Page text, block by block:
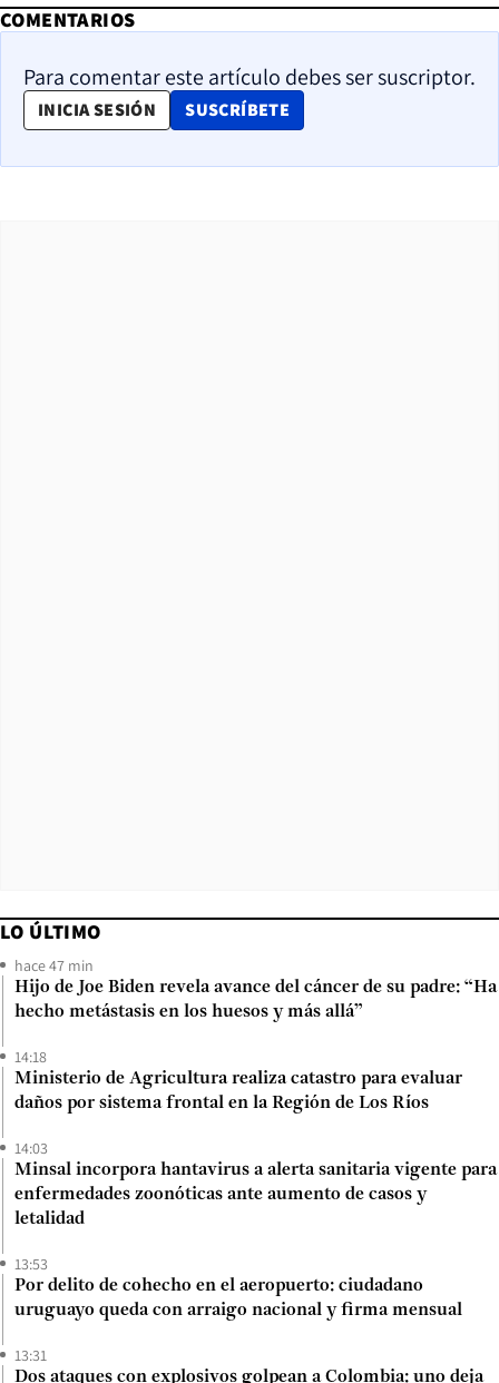
COMENTARIOS
Para comentar este artículo debes ser suscriptor.
INICIA SESIÓN SUSCRÍBETE
OPENS IN NEW WINDOW
LO ÚLTIMO
hace 47 min
Hijo de Joe Biden revela avance del cáncer de su padre: “Ha
hecho metástasis en los huesos y más allá”
14:18
Ministerio de Agricultura realiza catastro para evaluar
daños por sistema frontal en la Región de Los Ríos
14:03
Minsal incorpora hantavirus a alerta sanitaria vigente para
enfermedades zoonóticas ante aumento de casos y
letalidad
13:53
Por delito de cohecho en el aeropuerto: ciudadano
uruguayo queda con arraigo nacional y firma mensual
13:31
Dos ataques con explosivos golpean a Colombia: uno deja